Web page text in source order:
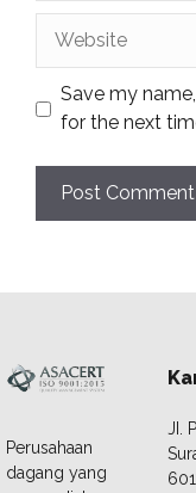
Save my
for the next
Perusahaan
dagang yang
JI.